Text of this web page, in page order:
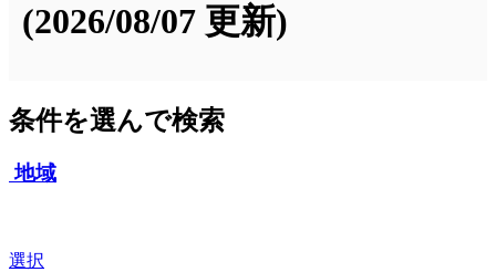
(2026/08/07 更新)
条件を選んで検索
地域
選択